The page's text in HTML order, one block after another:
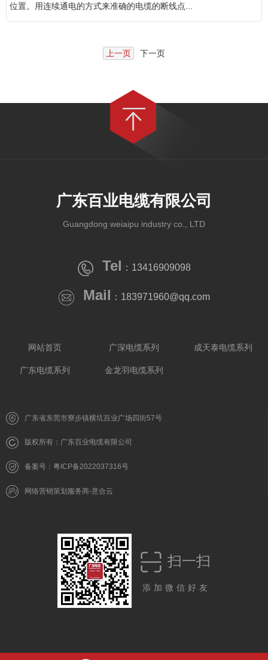
位置。用连续通电的方式来准确的电缆的断线点...
上一页 下一页
广东百业电缆有限公司
Guangdong weiaipu industry co., LTD
Tel ：13416909098
Mail ：183971960@qq.com
网站首页 广深电缆系列 成天泰电缆系列
广东电缆系列 金龙羽电缆系列
广东省东莞市寮步镇横坑百业广场四街57号
版权所有：广东百业电缆有限公司
备案号：粤ICP备2022037316号
网络营销策划服务商-意合云
扫一扫
添加微信好友